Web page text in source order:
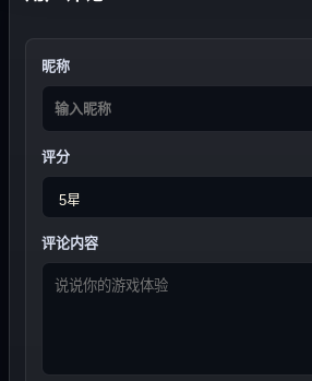
昵称
评分
评论内容